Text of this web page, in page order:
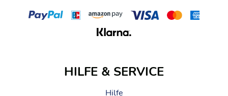
HILFE & SERVICE
Hilfe